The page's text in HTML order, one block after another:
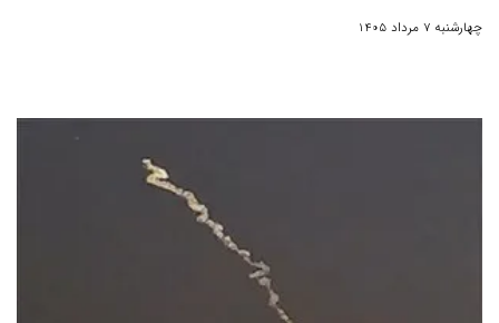
چهارشنبه 7 مرداد 1405